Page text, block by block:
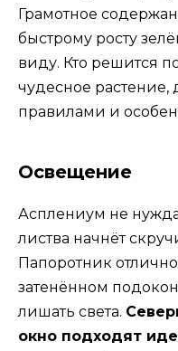
Грамотное
быстрому росту
виду. Кто решится
чудесное растение,
правилами и
Освещение
Асплениум не
листва начнёт
Папоротник
затенённом
лишать света.
окно подходят